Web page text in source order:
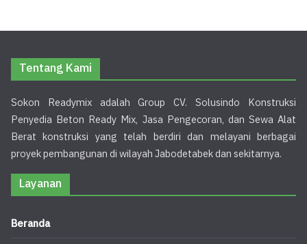
Tentang Kami
Sokon Readymix adalah Group CV. Solusindo Konstruksi
Penyedia Beton Ready Mix, Jasa Pengecoran, dan Sewa Alat
Berat konstruksi yang telah berdiri dan melayani berbagai
proyek pembangunan di wilayah Jabodetabek dan sekitarnya.
Layanan
Beranda